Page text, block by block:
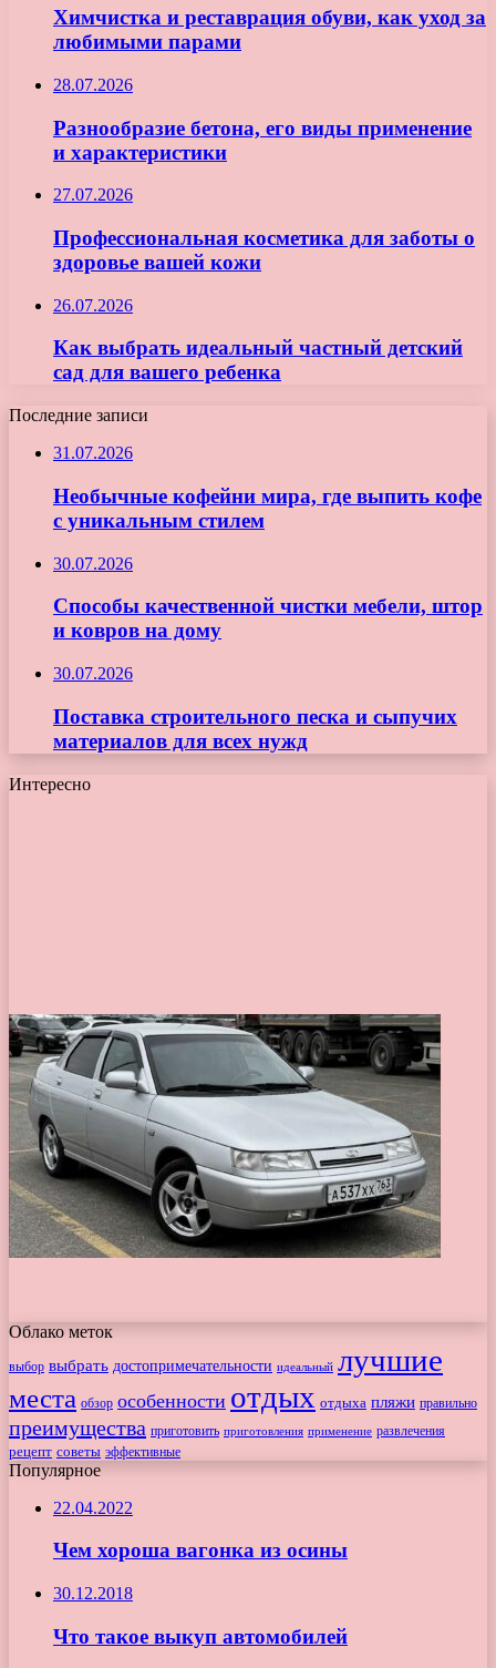
Химчистка и реставрация обуви, как уход за
любимыми парами
28.07.2026
Разнообразие бетона, его виды применение
и характеристики
27.07.2026
Профессиональная косметика для заботы о
здоровье вашей кожи
26.07.2026
Как выбрать идеальный частный детский
сад для вашего ребенка
Последние записи
31.07.2026
Необычные кофейни мира, где выпить кофе
с уникальным стилем
30.07.2026
Способы качественной чистки мебели, штор
и ковров на дому
30.07.2026
Поставка строительного песка и сыпучих
материалов для всех нужд
Интересно
Облако меток
выбор выбрать достопримечательности идеальный лучшие
места обзор особенности отдых отдыха пляжи правильно
преимущества приготовить приготовления применение развлечения
рецепт советы эффективные
Популярное
22.04.2022
Чем хороша вагонка из осины
30.12.2018
Что такое выкуп автомобилей